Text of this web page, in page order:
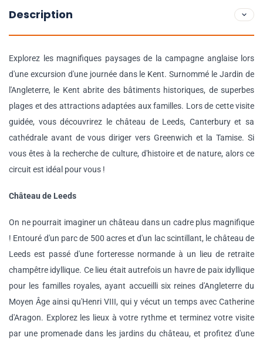
Description
Explorez les magnifiques paysages de la campagne anglaise lors
d'une excursion d'une journée dans le Kent. Surnommé le Jardin de
l'Angleterre, le Kent abrite des bâtiments historiques, de superbes
plages et des attractions adaptées aux familles. Lors de cette visite
guidée, vous découvrirez le château de Leeds, Canterbury et sa
cathédrale avant de vous diriger vers Greenwich et la Tamise. Si
vous êtes à la recherche de culture, d'histoire et de nature, alors ce
circuit est idéal pour vous !
Château de Leeds
On ne pourrait imaginer un château dans un cadre plus magnifique
! Entouré d'un parc de 500 acres et d'un lac scintillant, le château de
Leeds est passé d'une forteresse normande à un lieu de retraite
champêtre idyllique. Ce lieu était autrefois un havre de paix idyllique
pour les familles royales, ayant accueilli six reines d'Angleterre du
Moyen Âge ainsi qu'Henri VIII, qui y vécut un temps avec Catherine
d'Aragon. Explorez les lieux à votre rythme et terminez votre visite
par une promenade dans les jardins du château, et profitez d'une